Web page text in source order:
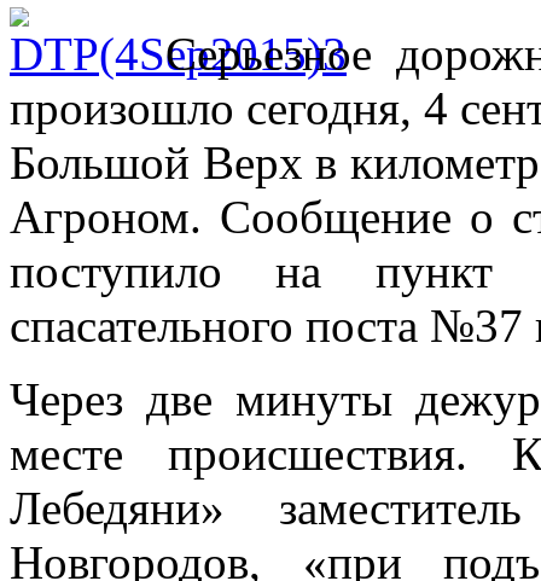
Серьезное
произошло сегодня, 4
Большой Верх в
Агроном. Сообщение о
поступило на пункт
спасательного поста
Через две минуты
месте происшествия.
Лебедяни»
Новгородов, «при